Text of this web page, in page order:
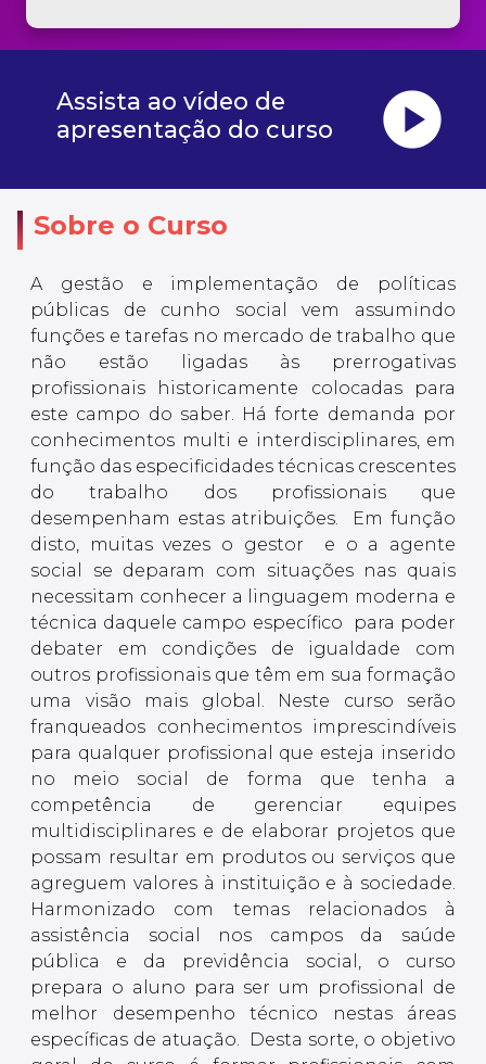
Assista ao vídeo de
apresentação do curso
play_circle
Sobre o Curso
A gestão e implementação de políticas
públicas de cunho social vem assumindo
funções e tarefas no mercado de trabalho que
não estão ligadas às prerrogativas
profissionais historicamente colocadas para
este campo do saber. Há forte demanda por
conhecimentos multi e interdisciplinares, em
função das especificidades técnicas crescentes
do trabalho dos profissionais que
desempenham estas atribuições. Em função
disto, muitas vezes o gestor e o a agente
social se deparam com situações nas quais
necessitam conhecer a linguagem moderna e
técnica daquele campo específico para poder
debater em condições de igualdade com
outros profissionais que têm em sua formação
uma visão mais global. Neste curso serão
franqueados conhecimentos imprescindíveis
para qualquer profissional que esteja inserido
no meio social de forma que tenha a
competência de gerenciar equipes
multidisciplinares e de elaborar projetos que
possam resultar em produtos ou serviços que
agreguem valores à instituição e à sociedade.
Harmonizado com temas relacionados à
assistência social nos campos da saúde
pública e da previdência social, o curso
prepara o aluno para ser um profissional de
melhor desempenho técnico nestas áreas
específicas de atuação. Desta sorte, o objetivo